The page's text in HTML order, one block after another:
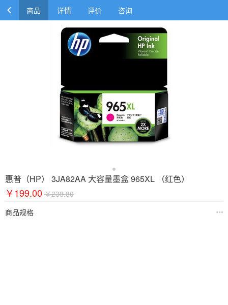
商品 详情 评价 咨询
惠普（HP） 3JA82AA 大容量墨盒 965XL （红色）
￥199.00 ￥238.80
商品规格